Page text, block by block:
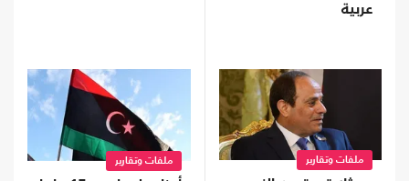
عربية
ملفات وتقارير ملفات وتقارير